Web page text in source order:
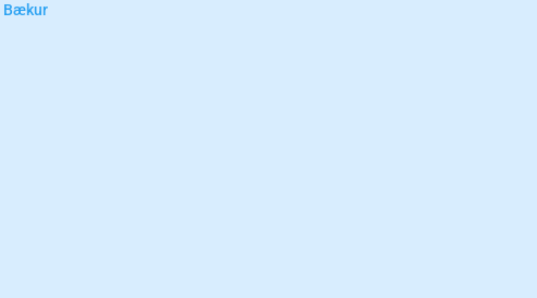
Bækur